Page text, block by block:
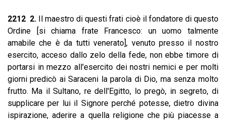
2212 2. Il maestro di questi frati cioè il fondatore di questo
Ordine [si chiama frate Francesco: un uomo talmente
amabile che è da tutti venerato], venuto presso il nostro
esercito, acceso dallo zelo della fede, non ebbe timore di
portarsi in mezzo all'esercito dei nostri nemici e per molti
giorni predicò ai Saraceni la parola di Dio, ma senza molto
frutto. Ma il Sultano, re dell'Egitto, lo pregò, in segreto, di
supplicare per lui il Signore perché potesse, dietro divina
ispirazione, aderire a quella religione che più piacesse a